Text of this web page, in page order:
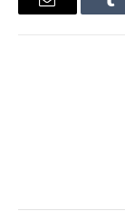
Tumblr
البريد